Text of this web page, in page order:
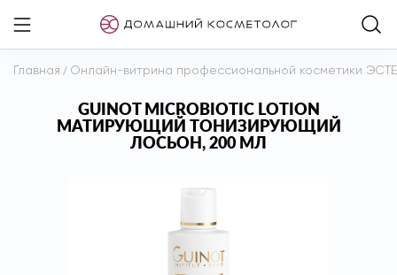
Главная / Онлайн-витрина профессиональной косметики
GUINOT MICROBIOTIC LOTION
МАТИРУЮЩИЙ ТОНИЗИРУЮЩИЙ
ЛОСЬОН, 200 МЛ